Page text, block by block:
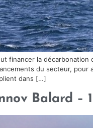
financer la décarbonation
du secteur, pour
dans […]
Balard –